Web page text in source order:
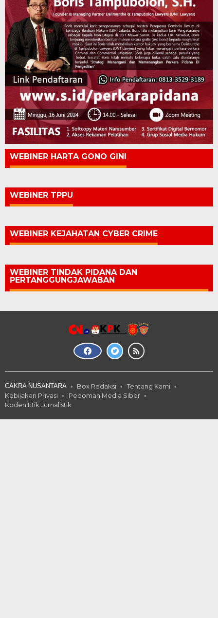
WEBINER HARTA GONO GINI
WEBINER TPPU
WEBINER KEJAHATAN CYBER CRIME
WEBINER TINDAK PIDANA DAN
PERTANGGUNGJAWABAN
CAKRA NUSANTARA Box Redaksi
Tentang Kami
Kebijakan Privasi
Pedoman Media Siber
Koden Etik Jurnalistik